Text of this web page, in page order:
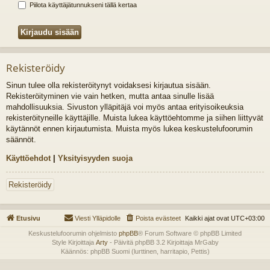
Piilota käyttäjätunnukseni tällä kertaa
Rekisteröidy
Sinun tulee olla rekisteröitynyt voidaksesi kirjautua sisään.
Rekisteröityminen vie vain hetken, mutta antaa sinulle lisää
mahdollisuuksia. Sivuston ylläpitäjä voi myös antaa erityisoikeuksia
rekisteröityneille käyttäjille. Muista lukea käyttöehtomme ja siihen liittyvät
käytännöt ennen kirjautumista. Muista myös lukea keskustelufoorumin
säännöt.
Käyttöehdot | Yksityisyyden suoja
Rekisteröidy
Etusivu Kaikki ajat ovat UTC+03:00
Poista evästeet
Viesti Ylläpidolle
Keskustelufoorumin ohjelmisto phpBB® Forum Software © phpBB Limited
Style Kirjoittaja Arty- Päivitä phpBB 3.2 Kirjoittaja MrGaby
Käännös: phpBB Suomi (lurttinen, harritapio, Pettis)